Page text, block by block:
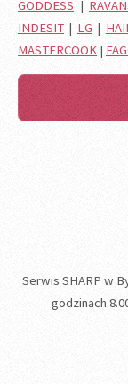
GODDESS |
INDESIT | LG |
MASTERCOOK |
Serwis SHARP w
godzinach